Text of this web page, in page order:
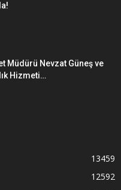
Müdürü Nevzat Güneş ve
Hizmeti…
13459
12592